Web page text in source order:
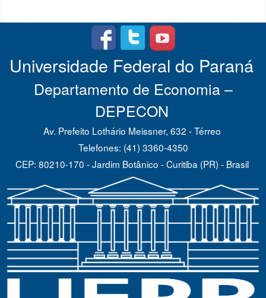
Universidade Federal do Paraná
Departamento de Economia –
DEPECON
Av. Prefeito Lothário Meissner, 632 - Térreo
Telefones: (41) 3360-4350
CEP: 80210-170 - Jardim Botânico - Curitiba (PR) - Brasil